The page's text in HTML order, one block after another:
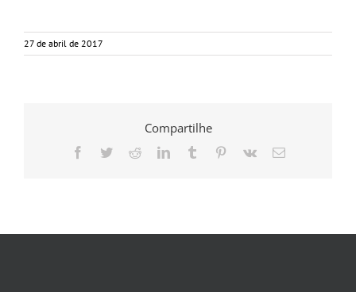
27 de abril de 2017
Compartilhe
Facebook
TwitterRedditLinkedInTumblr Pinterest
Vk
E-